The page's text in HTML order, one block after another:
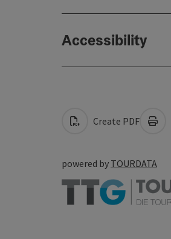
Accessibility
Create PDF
powered by TOURDATA